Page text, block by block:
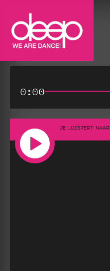
0:00
JE LUISTERT NAAR